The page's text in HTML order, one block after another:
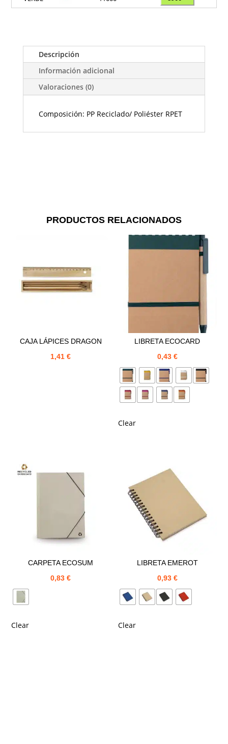
Descripción
Información adicional
Valoraciones (0)
Composición: PP Reciclado/ Poliéster RPET
PRODUCTOS RELACIONADOS
CAJA LÁPICES DRAGON
1,41€
LIBRETA ECOCARD
0,43 €
Clear
CARPETA ECOSUM
0,83€
Clear
LIBRETA EMEROT
0,93 €
Clear